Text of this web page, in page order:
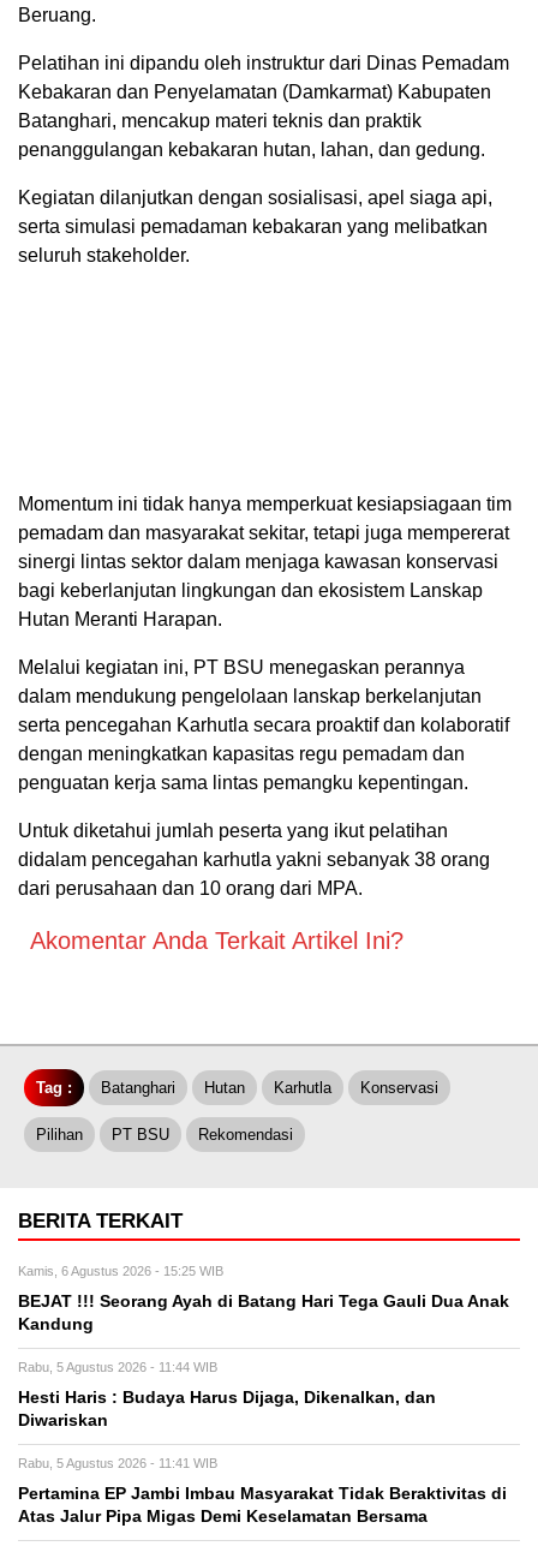
Beruang.
Pelatihan ini dipandu oleh instruktur dari Dinas Pemadam
Kebakaran dan Penyelamatan (Damkarmat) Kabupaten
Batanghari, mencakup materi teknis dan praktik
penanggulangan kebakaran hutan, lahan, dan gedung.
Kegiatan dilanjutkan dengan sosialisasi, apel siaga api,
serta simulasi pemadaman kebakaran yang melibatkan
seluruh stakeholder.
Momentum ini tidak hanya memperkuat kesiapsiagaan tim
pemadam dan masyarakat sekitar, tetapi juga mempererat
sinergi lintas sektor dalam menjaga kawasan konservasi
bagi keberlanjutan lingkungan dan ekosistem Lanskap
Hutan Meranti Harapan.
Melalui kegiatan ini, PT BSU menegaskan perannya
dalam mendukung pengelolaan lanskap berkelanjutan
serta pencegahan Karhutla secara proaktif dan kolaboratif
dengan meningkatkan kapasitas regu pemadam dan
penguatan kerja sama lintas pemangku kepentingan.
Untuk diketahui jumlah peserta yang ikut pelatihan
didalam pencegahan karhutla yakni sebanyak 38 orang
dari perusahaan dan 10 orang dari MPA.
Akomentar Anda Terkait Artikel Ini?
Tag : Batanghari Hutan Karhutla Konservasi
Pilihan PT BSU Rekomendasi
BERITA TERKAIT
Kamis, 6 Agustus 2026 - 15:25 WIB
BEJAT !!! Seorang Ayah di Batang Hari Tega Gauli Dua Anak
Kandung
Rabu, 5 Agustus 2026 - 11:44 WIB
Hesti Haris : Budaya Harus Dijaga, Dikenalkan, dan
Diwariskan
Rabu, 5 Agustus 2026 - 11:41 WIB
Pertamina EP Jambi Imbau Masyarakat Tidak Beraktivitas di
Atas Jalur Pipa Migas Demi Keselamatan Bersama